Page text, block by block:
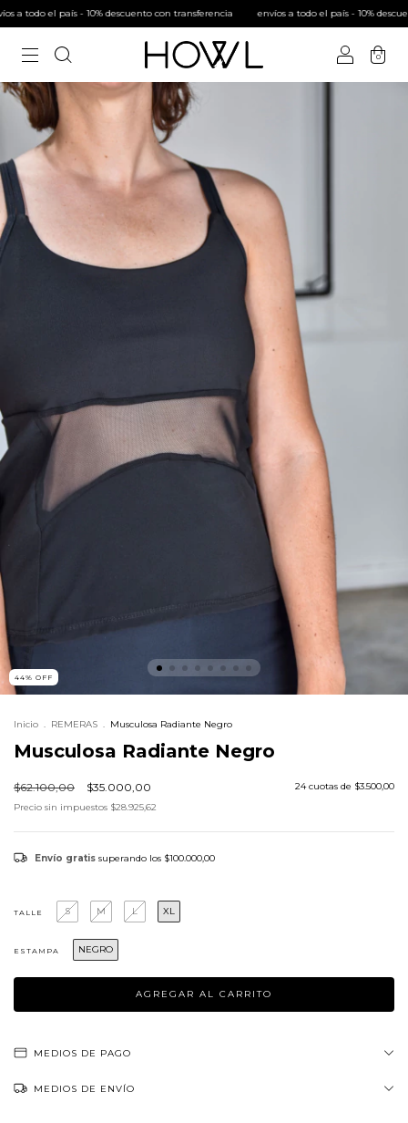
todo el país - 10% descuento con transferencia envíos a todo el país - 10%
0
44% OFF
Inicio . REMERAS . Musculosa Radiante Negro
Musculosa Radiante Negro
$62.100,00 $35.000,00 24 cuotas de $3.500,00
Precio sin impuestos $28.925,62
Envío gratis superando los $100.000,00
TALLE S M L XL
ESTAMPA NEGRO
MEDIOS DE PAGO
MEDIOS DE ENVÍO